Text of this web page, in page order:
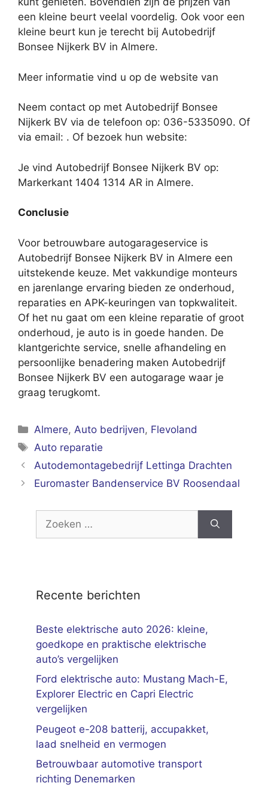
een kleine beurt veelal voordelig. Ook voor een
kleine beurt kun je terecht bij Autobedrijf
Bonsee Nijkerk BV in Almere.
Meer informatie vind u op de website van
Neem contact op met Autobedrijf Bonsee
Nijkerk BV via de telefoon op: 036-5335090. Of
via email: . Of bezoek hun website:
Je vind Autobedrijf Bonsee Nijkerk BV op:
Markerkant 1404 1314 AR in Almere.
Conclusie
Voor betrouwbare autogarageservice is
Autobedrijf Bonsee Nijkerk BV in Almere een
uitstekende keuze. Met vakkundige monteurs
en jarenlange ervaring bieden ze onderhoud,
reparaties en APK-keuringen van topkwaliteit.
Of het nu gaat om een kleine reparatie of groot
onderhoud, je auto is in goede handen. De
klantgerichte service, snelle afhandeling en
persoonlijke benadering maken Autobedrijf
Bonsee Nijkerk BV een autogarage waar je
graag terugkomt.
Categorieën
Almere, Auto bedrijven, Flevoland
Tags
Auto reparatie
Autodemontagebedrijf Lettinga Drachten
Euromaster Bandenservice BV Roosendaal
naar:
Recente berichten
Beste elektrische auto 2026: kleine,
goedkope en praktische elektrische
auto’s vergelijken
Ford elektrische auto: Mustang Mach-E,
Explorer Electric en Capri Electric
vergelijken
Peugeot e-208 batterij, accupakket,
laad snelheid en vermogen
Betrouwbaar automotive transport
richting Denemarken